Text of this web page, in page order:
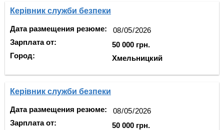
Керівник служби безпеки
Дата размещения резюме:
Зарплата от:
Город:
50 000 грн.
Хмельницкий
Керівник служби безпеки
Дата размещения резюме:
Зарплата от:
50 000 грн.